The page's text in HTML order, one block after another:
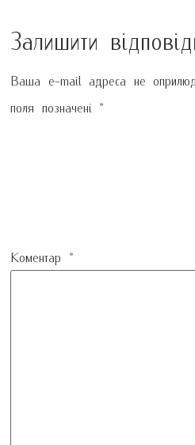
Залишити
Ваша e-mail адреса не
поля позначені *
Коментар *